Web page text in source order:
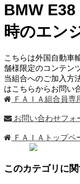
BMW
時のエン
こちらは外国自動車
舗様限定のコンテン
当組合へのご加入方
はこちらからお問
ＦＡＩＡ組合員専
お問い合わせフォ
ＦＡＩＡトップペ
このカテゴリに